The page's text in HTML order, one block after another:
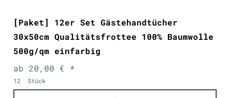
[Paket] 12er Set Gästehandtücher
30x50cm Qualitätsfrottee 100% Baumwolle
500g/qm einfarbig
ab 20,00 € *
12 Stück